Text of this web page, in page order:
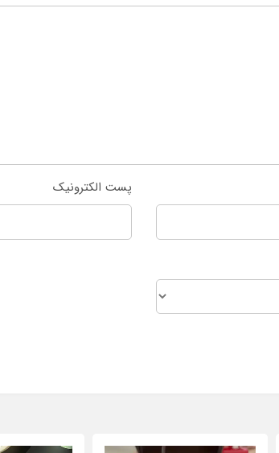
پست الکترونیک